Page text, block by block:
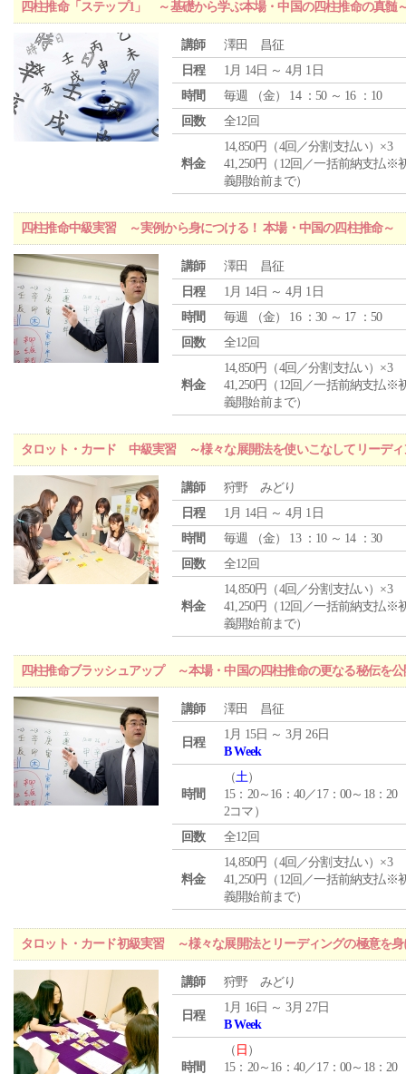
四柱推命「ステップ1」 ～基礎から学ぶ本場・中国の四柱推命の真髄
講師
澤田 昌征
日程
1月 14日 ～ 4月 1日
時間
毎週 （金） 14 ：50 ～ 16 ：10
回数
全12回
料金
14,850円（4回／分割支払い）×3
41,250円（12回／一括前納支払※
義開始前まで）
四柱推命中級実習 ～実例から身につける！ 本場・中国の四柱推命～
講師
澤田 昌征
日程
1月 14日 ～ 4月 1日
時間
毎週 （金） 16 ：30 ～ 17 ：50
回数
全12回
料金
14,850円（4回／分割支払い）×3
41,250円（12回／一括前納支払※
義開始前まで）
タロット・カード 中級実習 ～様々な展開法を使いこなしてリーディ
講師
狩野 みどり
日程
1月 14日 ～ 4月 1日
時間
毎週 （金） 13 ：10 ～ 14 ：30
回数
全12回
料金
14,850円（4回／分割支払い）×3
41,250円（12回／一括前納支払※
義開始前まで）
四柱推命ブラッシュアップ ～本場・中国の四柱推命の更なる秘伝を
講師 澤田 昌征
日程
1月 15日 ～ 3月 26日
B Week
時間
（土）
15：20～16：40／17：00～18：20
2コマ）
回数
全12回
料金
14,850円（4回／分割支払い）×3
41,250円（12回／一括前納支払※
義開始前まで）
タロット・カード初級実習 ～様々な展開法とリーディングの極意を身
講師 狩野 みどり
日程
1月 16日 ～ 3月 27日
B Week
時間
（ 日 ）
15：20～16：40／17：00～18：20